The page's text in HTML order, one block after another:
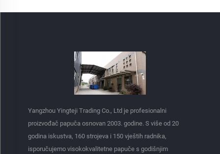
Yangzhou Yingteji Trading Co., Ltd je profesionalni
proizvođač papuča osnovan 2003. godine. S više od 20
godina iskustva, 160 strojeva i 150 vještih radnika,
isporučujemo visokokvalitetne papuče s godišnjim